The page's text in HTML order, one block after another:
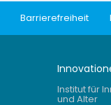
Barrierefreiheit
Institut für
und Alter